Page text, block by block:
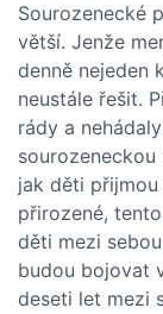
Sourozenecké
větší. Jenže
denně nejeden
neustále řešit.
rády a
jak děti
přirozené,
děti mezi
budou bojovat
deseti let mezi